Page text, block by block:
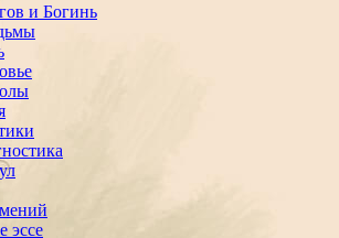
и Богинь
эссе